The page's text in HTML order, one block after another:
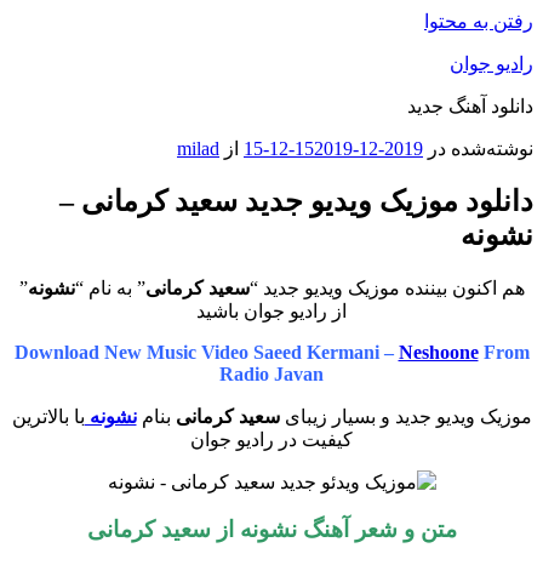
رفتن به محتوا
رادیو جوان
دانلود آهنگ جدید
نوشته‌شده در 2019-12-15
2019-12-15 از milad
دانلود موزیک ویدیو جدید سعید کرمانی –
نشونه
هم اکنون بیننده موزیک ویدیو جدید “سعید کرمانی” به نام “نشونه”
از رادیو جوان باشید
Download New Music Video Saeed Kermani – NeshooneFrom
Radio Javan
موزیک ویدیو جدید و بسیار زیبایسعید کرمانی بنامنشونه با بالاترین
کیفیت در رادیو جوان
متن و شعر آهنگ نشونه از سعید کرمانی